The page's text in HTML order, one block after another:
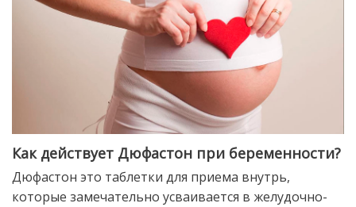
Как действует Дюфастон при беременности?
Дюфастон это таблетки для приема внутрь,
которые замечательно усваивается в желудочно-